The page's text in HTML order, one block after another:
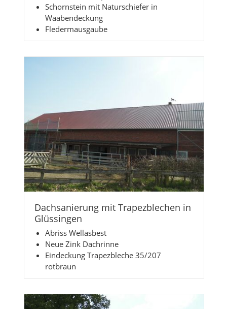
Schornstein mit Naturschiefer in
Waabendeckung
Fledermausgaube
Dachsanierung mit Trapezblechen in
Glüssingen
Abriss Wellasbest
Neue Zink Dachrinne
Eindeckung Trapezbleche 35/207
rotbraun